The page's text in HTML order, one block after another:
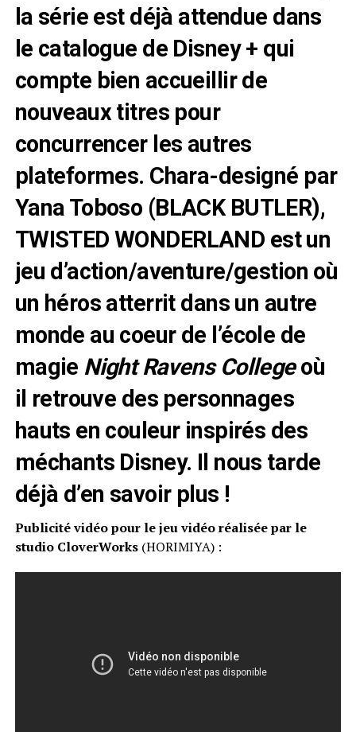
la série est déjà attendue dans
le catalogue de Disney + qui
compte bien accueillir de
nouveaux titres pour
concurrencer les autres
plateformes. Chara-designé par
Yana Toboso (BLACK BUTLER),
TWISTED WONDERLAND est un
jeu d’action/aventure/gestion où
un héros atterrit dans un autre
monde au coeur de l’école de
magie Night Ravens Collegeoù
il retrouve des personnages
hauts en couleur inspirés des
méchants Disney. Il nous tarde
déjà d’en savoir plus !
Publicité vidéo pour le jeu vidéo réalisée par le
studio CloverWorks(HORIMIYA) :